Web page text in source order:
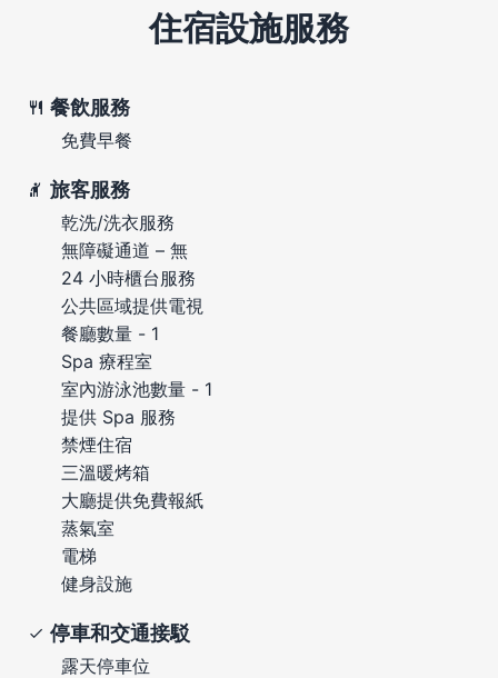
住宿設施服務
餐飲服務
免費早餐
旅客服務
乾洗/洗衣服務
無障礙通道 – 無
24 小時櫃台服務
公共區域提供電視
餐廳數量 - 1
Spa 療程室
室內游泳池數量 - 1
提供 Spa 服務
禁煙住宿
三溫暖烤箱
大廳提供免費報紙
蒸氣室
電梯
健身設施
停車和交通接駁
露天停車位